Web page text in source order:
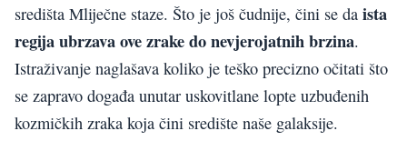
središta Mliječne staze. Što je još čudnije, čini se da ista
regija ubrzava ove zrake do nevjerojatnih brzina.
Istraživanje naglašava koliko je teško precizno očitati što
se zapravo događa unutar uskovitlane lopte uzbuđenih
kozmičkih zraka koja čini središte naše galaksije.